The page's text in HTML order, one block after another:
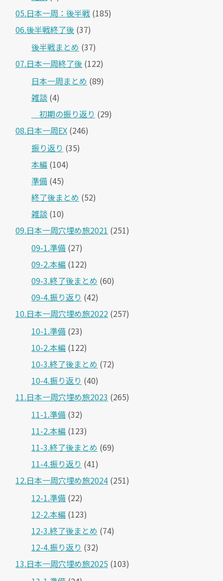
05.日本一周：後半戦 (185)
06.後半戦終了後 (37)
後半戦まとめ (37)
07.日本一周終了後 (122)
日本一周まとめ (89)
雑談 (4)
＿初期の振り返り (29)
08.日本一周EX (246)
振り返り (35)
本編 (104)
準備 (45)
終了後まとめ (52)
雑談 (10)
09.日本一周穴埋め旅2021 (251)
09-1.準備 (27)
09-2.本編 (122)
09-3.終了後まとめ (60)
09-4.振り返り (42)
10.日本一周穴埋め旅2022 (257)
10-1.準備 (23)
10-2.本編 (122)
10-3.終了後まとめ (72)
10-4.振り返り (40)
11.日本一周穴埋め旅2023 (265)
11-1.準備 (32)
11-2.本編 (123)
11-3.終了後まとめ (69)
11-4.振り返り (41)
12.日本一周穴埋め旅2024 (251)
12-1.準備 (22)
12-2.本編 (123)
12-3.終了後まとめ (74)
12-4.振り返り (32)
13.日本一周穴埋め旅2025 (103)